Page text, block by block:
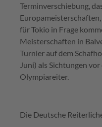
Terminverschiebung,
für Tokio in Frage
Meisterschaften in
Turnier auf dem
Juni) als Sichtungen
Olympiareiter.
Die Deutsche